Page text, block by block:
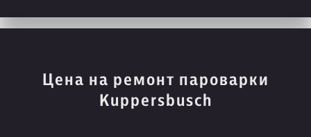
Цена на ремонт пароварки
Kuppersbusch